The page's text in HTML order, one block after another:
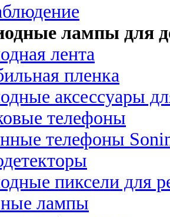
лампы для
лента
пленка
аксессуары
телефоны
телефоны
пиксели для
лампы